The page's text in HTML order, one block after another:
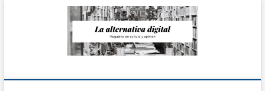
La Alternativa